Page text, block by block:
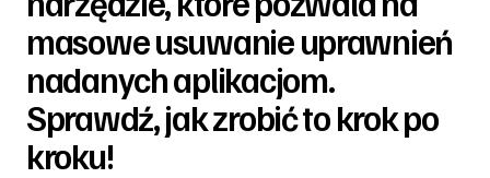
masowe usuwanie uprawnień
nadanych aplikacjom.
Sprawdź, jak zrobić to krok po
kroku!